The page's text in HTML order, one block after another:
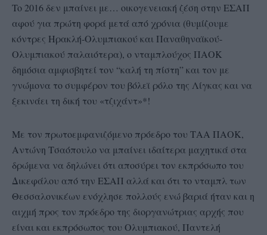
To 2016 δεν μπαίνει με… οικογενειακή ζέση στην ΕΣΑΠ
αφού για πρώτη φορά μετά από χρόνια (θυμίζουμε
κόντρες Ηρακλή-Ολυμπιακού και Παναθηναϊκού-
Ολυμπιακού παλαιότερα), ο νταμπλούχος ΠΑΟΚ
δημόσια αμφισβητεί τον “καλή τη πίστη” και τον με
γνώμονα το συμφέρον του βόλεϊ ρόλο της Λίγκας και να
ξεκινάει τη δική του «τζιχάντ»*!
Με τον πρωτοεμφανιζόμενο πρόεδρο του ΤΑΑ ΠΑΟΚ,
Αντώνη Τσαόπουλο να μπαίνει ιδαίτερα μαχητικά στα
δρώμενα να δηλώνει ότι αποσύρει τον εκπρόσωπο του
Δικεφάλου από την ΕΣΑΠ αλλά και ότι το νταμπλ των
Θεσσαλονικέων ενόχλησε πολλούς ενώ βαριά ήταν και η
αιχμή προς τον πρόεδρο της διοργανώτριας αρχής που
είναι και εκπρόσωπος του Ολυμπιακού, Παντελή